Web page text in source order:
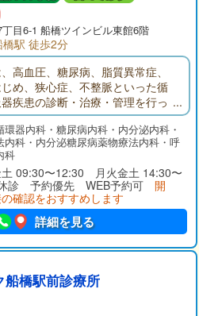
目6-1 船橋ツインビル東館6階
駅 徒歩2分
高血圧、糖尿病、脂質異常症、
め、狭心症、不整脈といった循
疾患の診断・治療・管理を行っ
おひとりの生活の質（QOL）向
ていくことを目指しておりま
器内科・糖尿病内科・内分泌内科・
科・内分泌糖尿病薬物療法内科・呼
科
09:30〜12:30 月火金土 14:30〜
診 予約優先 WEB予約可 開
確認をおすすめします
詳細を見る
船橋駅前診療所